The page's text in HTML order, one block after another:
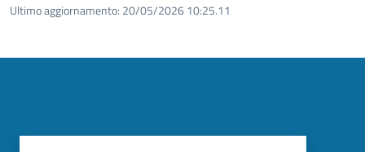
Ultimo aggiornamento: 20/05/2026 10:25.11